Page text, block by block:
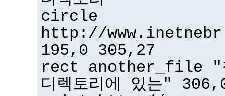
circle
http://
195,0 305,27
rect another_file "
디렉토리에 있는"